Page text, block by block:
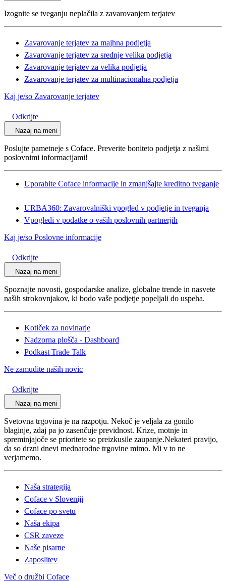
Izognite se tveganju neplačila z zavarovanjem terjatev
Zavarovanje terjatev za majhna podjetja
Zavarovanje terjatev za srednje velika podjetja
Zavarovanje terjatev za velika podjetja
Zavarovanje terjatev za multinacionalna podjetja
Kaj je/so Zavarovanje terjatev
Odkrijte
Nazaj na meni
Poslujte pametneje s Coface. Preverite boniteto podjetja z našimi
poslovnimi informacijami!
Uporabite Coface informacije in zmanjšajte kreditno tveganje
URBA360: Zavarovalniški vpogled v podjetje in tveganja
Vpogledi v podatke o vaših poslovnih partnerjih
Kaj je/so Poslovne informacije
Odkrijte
Nazaj na meni
Spoznajte novosti, gospodarske analize, globalne trende in nasvete
naših strokovnjakov, ki bodo vaše podjetje popeljali do uspeha.
Kotiček za novinarje
Nadzorna plošča - Dashboard
Podkast Trade Talk
Ne zamudite naših novic
Odkrijte
Nazaj na meni
Svetovna trgovina je na razpotju. Nekoč je veljala za gonilo
blaginje, zdaj pa jo zasenčuje previdnost. Krize, motnje in
spreminjajoče se prioritete so preizkusile zaupanje.Nekateri pravijo,
da so drzni dnevi mednarodne trgovine mimo. Mi v to ne
verjamemo.
Naša strategija
Coface v Sloveniji
Coface po svetu
Naša ekipa
CSR zaveze
Naše pisarne
Zaposlitev
Več o družbi Coface